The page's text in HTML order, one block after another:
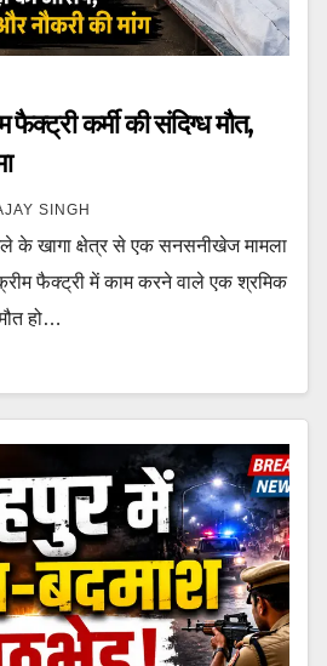
कर्मी की संदिग्ध मौत,
SINGH
के खागा क्षेत्र से एक सनसनीखेज मामला
फैक्ट्री में काम करने वाले एक श्रमिक
हो…